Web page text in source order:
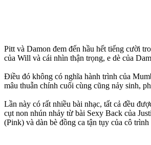
Pitt và Damon đem đến hầu hết tiếng cười
của Will và cái nhìn thận trọng, e dè của
Điều đó không có nghĩa hành trình của
mâu thuẫn chính cuối cùng cũng nảy sinh,
Lần này có rất nhiều bài nhạc, tất cả đều
cụt non nhún nhảy từ bài Sexy Back của
(Pink) và dàn bè đồng ca tận tụy của cô trình